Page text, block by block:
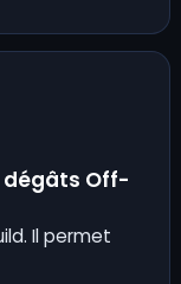
Off-
Il permet